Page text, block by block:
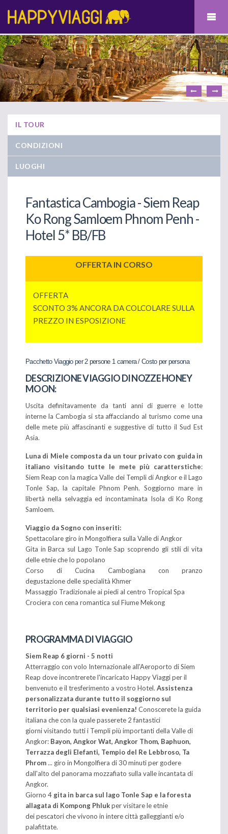
IL TOUR
CONDIZIONI
LUOGHI
Fantastica Cambogia - Siem Reap
Ko Rong Samloem Phnom Penh -
Hotel 5* BB/FB
OFFERTA IN CORSO
OFFERTA
SCONTO 3% ANCORA DA COLCOLARE SULLA
PREZZO IN ESPOSIZIONE
Pacchetto Viaggio per 2 persone 1 camera / Costo per persona
DESCRIZIONE VIAGGIO DI NOZZE HONEY
MOON:
Uscita definitavamente da tanti anni di guerre e lotte
interne la Cambogia si sta affacciando al turismo come una
delle mete più affascinanti e suggestive di tutto il Sud Est
Asia.
Luna di Miele composta da un tour privato con guida in
italiano visitando tutte le mete più caratterstiche:
Siem Reap con la magica Valle dei Templi di Angkor e il Lago
Tonle Sap, la capitale Phnom Penh. Soggiorno mare in
libertà nella selvaggia ed incontaminata Isola di Ko Rong
Samloem.
Viaggio da Sogno con inseriti:
Spettacolare giro in Mongolfiera sulla Valle di Angkor
Gita in Barca sul Lago Tonle Sap scoprendo gli stili di vita
delle etnie che lo popolano
Corso di Cucina Cambogiana con pranzo
degustazione delle specialità Khmer
Massaggio Tradizionale ai piedi al centro Tropical Spa
Crociera con cena romantica sul Fiume Mekong
PROGRAMMA DI VIAGGIO
Siem Reap 6 giorni - 5 notti
Atterraggio con volo Internazionale all'Aeroporto di Siem
Reap dove incontrerete l'incaricato Happy Viaggi per il
benvenuto e il tresferimento a vostro Hotel. Assistenza
personalizzata durante tutto il soggiorno sul
territorio per qualsiasi evenienza! Conoscerete la guida
italiana che con la quale passerete 2 fantastici
giorni visitando tutti i Templi più importanti della Valle di
Angkor: Bayon, Angkor Wat, Angkor Thom, Baphuon,
Terrazza degli Elefanti, Tempio del Re Lebbroso, Ta
Phrom... giro in Mongolfiera di 30 minuti per godere
dall'alto del panorama mozzafiato sulla valle incantata di
Angkor.
Giorno 4 gita in barca sul lago Tonle Sap e la foresta
allagata di Kompong Phlukper visitare le etnie
dei pescatori che vivono in intere città galleggianti e/o
palafittate.